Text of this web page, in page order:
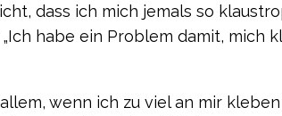
dass ich mich jemals so
habe ein Problem damit, mich
wenn ich zu viel an mir